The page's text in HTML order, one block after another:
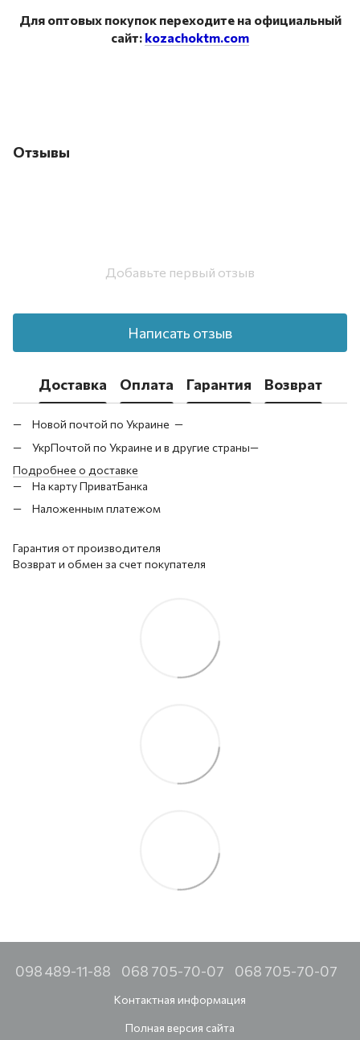
Для оптовых покупок переходите на официальный
сайт: kozachoktm.com
Отзывы
Добавьте первый отзыв
Написать отзыв
Доставка Оплата Гарантия Возврат
Новой почтой по Украине —
УкрПочтой по Украине и в другие страны—
Подробнее о доставке
На карту ПриватБанка
Наложенным платежом
Гарантия от производителя
Возврат и обмен за счет покупателя
098 489-11-88 068 705-70-07 068 705-70-07
Контактная информация
Полная версия сайта